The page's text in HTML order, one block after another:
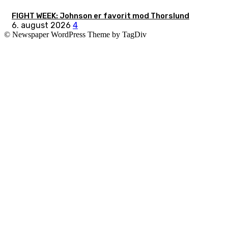
FIGHT WEEK: Johnson er favorit mod Thorslund
6. august 2026 4
© Newspaper WordPress Theme by TagDiv